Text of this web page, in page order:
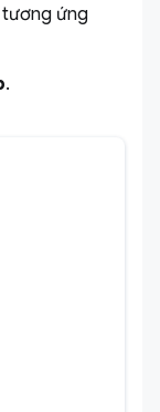
tương ứng
.